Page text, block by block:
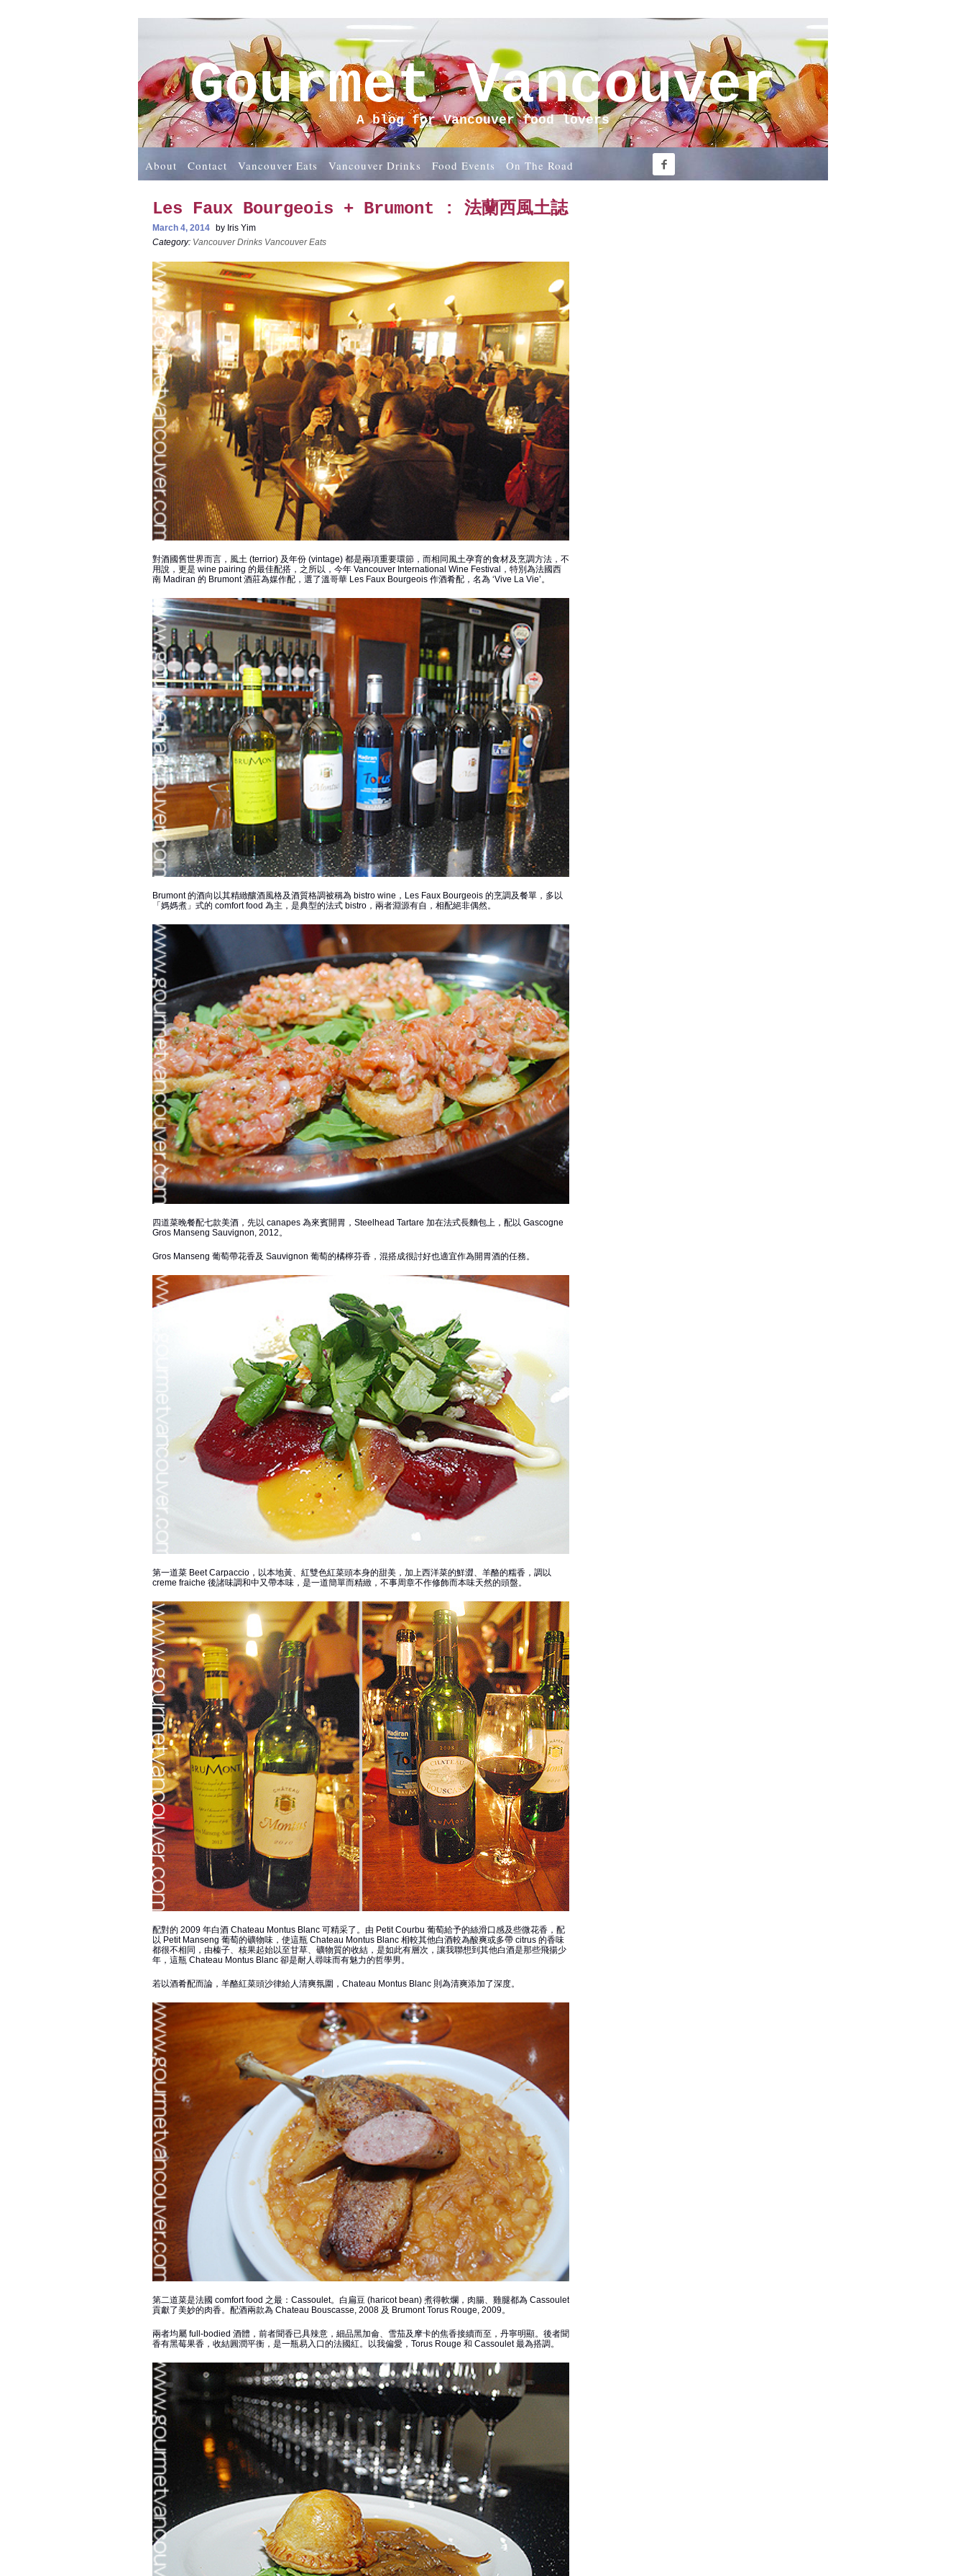
Gourmet Vancouver
A blog for Vancouver food lovers
About Contact Vancouver Eats Vancouver Drinks Food Events On The Road 
Les Faux Bourgeois + Brumont : 法蘭西風土誌
March 4, 2014 by Iris Yim
Category: Vancouver Drinks Vancouver Eats
對酒國舊世界而言，風土 (terrior) 及年份 (vintage) 都是兩項重要環節，而相同風土孕育的食材及烹調方法，不
用說，更是 wine pairing 的最佳配搭，之所以，今年 Vancouver International Wine Festival，特別為法國西
南 Madiran 的 Brumont 酒莊為媒作配，選了溫哥華 Les Faux Bourgeois 作酒肴配，名為 ‘Vive La Vie’。
Brumont 的酒向以其精緻釀酒風格及酒質格調被稱為 bistro wine，Les Faux Bourgeois 的烹調及餐單，多以
「媽媽煮」式的 comfort food 為主，是典型的法式 bistro，兩者淵源有自，相配絕非偶然。
四道菜晚餐配七款美酒，先以 canapes 為來賓開胃，Steelhead Tartare 加在法式長麵包上，配以 Gascogne
Gros Manseng Sauvignon, 2012。
Gros Manseng 葡萄帶花香及 Sauvignon 葡萄的橘檸芬香，混搭成很討好也適宜作為開胃酒的任務。
第一道菜 Beet Carpaccio，以本地黃、紅雙色紅菜頭本身的甜美，加上西洋菜的鮮澀、羊酪的糯香，調以
creme fraiche 後諸味調和中又帶本味，是一道簡單而精緻，不事周章不作修飾而本味天然的頭盤。
配對的 2009 年白酒 Chateau Montus Blanc 可精采了。由 Petit Courbu 葡萄給予的絲滑口感及些微花香，配
以 Petit Manseng 葡萄的礦物味，使這瓶 Chateau Montus Blanc 相較其他白酒較為酸爽或多帶 citrus 的香味
都很不相同，由榛子、核果起始以至甘草、礦物質的收結，是如此有層次，讓我聯想到其他白酒是那些飛揚少
年，這瓶 Chateau Montus Blanc 卻是耐人尋味而有魅力的哲學男。
若以酒肴配而論，羊酪紅菜頭沙律給人清爽氛圍，Chateau Montus Blanc 則為清爽添加了深度。
第二道菜是法國 comfort food 之最：Cassoulet。白扁豆 (haricot bean) 煮得軟爛，肉腸、雞腿都為 Cassoulet
貢獻了美妙的肉香。配酒兩款為 Chateau Bouscasse, 2008 及 Brumont Torus Rouge, 2009。
兩者均屬 full-bodied 酒體，前者聞香已具辣意，細品黑加侖、雪茄及摩卡的焦香接續而至，丹寧明顯。後者聞
香有黑莓果香，收結圓潤平衡，是一瓶易入口的法國紅。以我偏愛，Torus Rouge 和 Cassoulet 最為搭調。